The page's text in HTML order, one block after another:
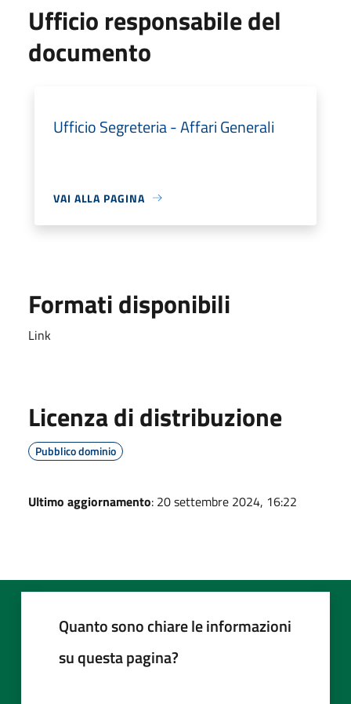
Ufficio responsabile del
documento
Ufficio Segreteria - Affari Generali
VAI ALLA PAGINA
Formati disponibili
Link
Licenza di distribuzione
Pubblico dominio
Ultimo aggiornamento: 20 settembre 2024, 16:22
Quanto sono chiare le informazioni
su questa pagina?